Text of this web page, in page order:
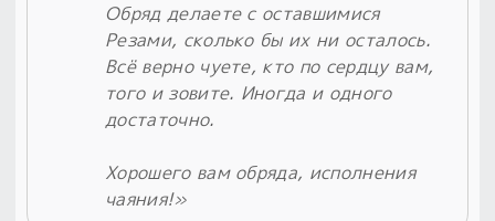
Обряд делаете с оставшимися
Резами, сколько бы их ни осталось.
Всё верно чуете, кто по сердцу вам,
того и зовите. Иногда и одного
достаточно.
Хорошего вам обряда, исполнения
чаяния!»